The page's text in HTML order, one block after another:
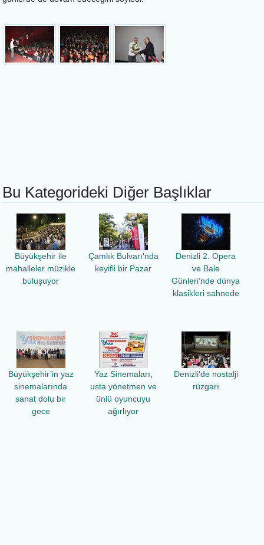
Bu Kategorideki Diğer Başlıklar
Büyükşehir ile
mahalleler müzikle
buluşuyor
Çamlık Bulvarı’nda
keyifli bir Pazar
Denizli 2. Opera
ve Bale
Günleri’nde dünya
klasikleri sahnede
Büyükşehir’in yaz
sinemalarında
sanat dolu bir
gece
Yaz Sinemaları,
usta yönetmen ve
ünlü oyuncuyu
ağırlıyor
Denizli'de nostalji
rüzgarı